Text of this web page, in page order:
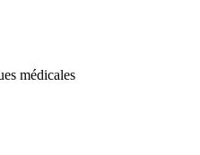
médicales